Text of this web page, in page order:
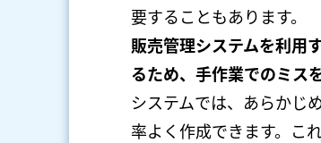
要することもあります。
販売管理システムを利用
るため、手作業でのミス
システムでは、あらかじ
率よく作成できます。こ